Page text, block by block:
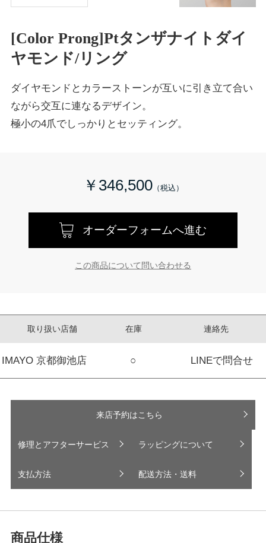
[Color Prong]Ptタンザナイトダイ
ヤモンド/リング
ダイヤモンドとカラーストーンが互いに引き立て合い
ながら交互に連なるデザイン。
極小の4爪でしっかりとセッティング。
￥346,500
オーダーフォームへ進む
この商品について問い合わせる
取り扱い店舗 在庫 連絡先
IMAYO 京都御池店 ○ LINEで問合せ
来店予約はこちら
修理とアフターサービス ラッピングについて
支払方法 配送方法・送料